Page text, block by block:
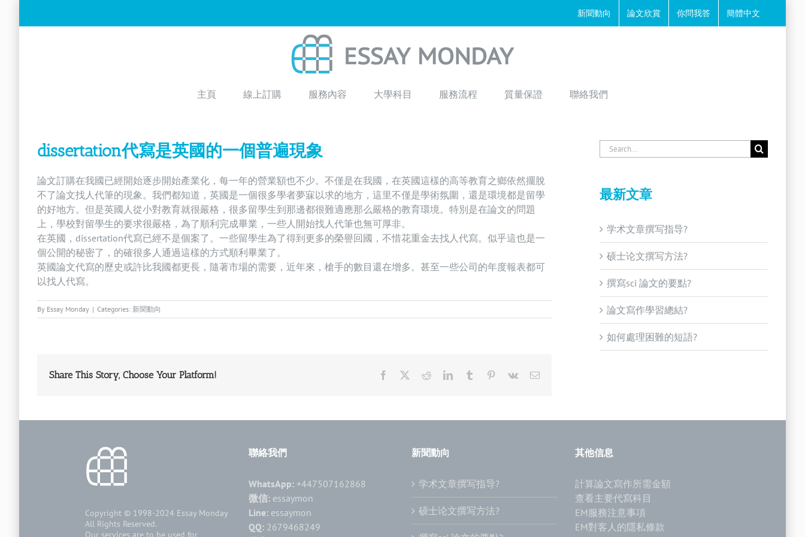
新聞動向 論文欣賞 你問我答 簡體中文
主頁 線上訂購 服務內容 大學科目 服務流程 質量保證 聯絡我們
dissertation代寫是英國的一個普遍現象
論文訂購在我國已經開始逐步開始產業化，每一年的營業額也不少。不僅是在我國，在英國這樣的高等教育之鄉依然擺脫
不了論文找人代筆的現象。我們都知道，英國是一個很多學者夢寐以求的地方，這里不僅是學術氛圍，還是環境都是留學
的好地方。但是英國人從小對教育就很嚴格，很多留學生到那邊都很難適應那么嚴格的教育環境。特別是在論文的問題
上，學校對留學生的要求很嚴格，為了順利完成畢業，一些人開始找人代筆也無可厚非。
在英國，dissertation代寫已經不是個案了。一些留學生為了得到更多的榮譽回國，不惜花重金去找人代寫。似乎這也是一
個公開的秘密了，的確很多人通過這樣的方式順利畢業了。
英國論文代寫的歷史或許比我國都更長，隨著市場的需要，近年來，槍手的數目還在增多。甚至一些公司的年度報表都可
以找人代寫。
By Essay Monday | Categories: 新聞動向
Share This Story, Choose Your Platform! Facebook RedditLinkedInTumblr Pinterest
Vk Email
Search
for:
最新文章
学术文章撰写指导?
硕士论文撰写方法?
撰寫sci 論文的要點?
論文寫作學習總結?
如何處理困難的短語?
Copyright © 1998-2024 Essay Monday
All Rights Reserved.
Our services are to be used for
聯絡我們
WhatsApp:+447507162868
微信:essaymon
Line:essaymon
QQ:2679468249
新聞動向
学术文章撰写指导?
硕士论文撰写方法?
其他信息
計算論文寫作所需金額
查看主要代寫科目
EM服務注意事項
EM對客人的隱私條款